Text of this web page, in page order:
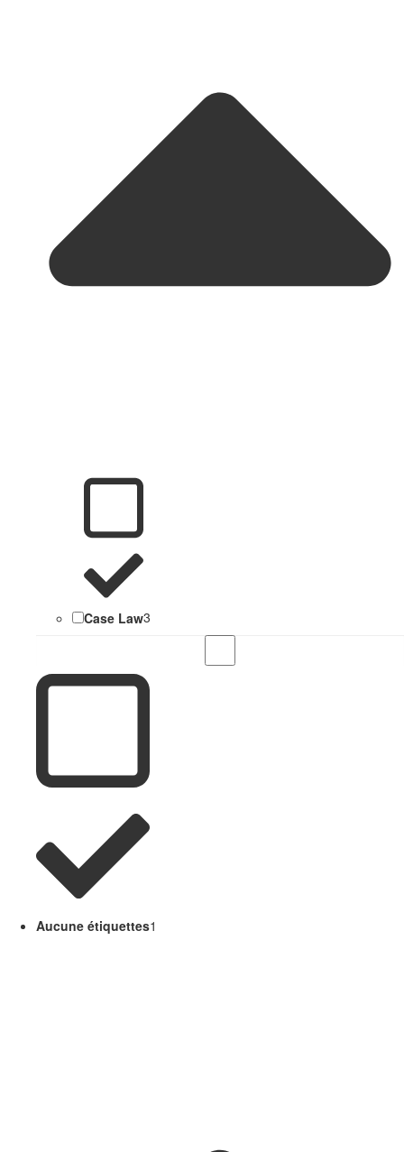
Case Law3
Aucune étiquettes1